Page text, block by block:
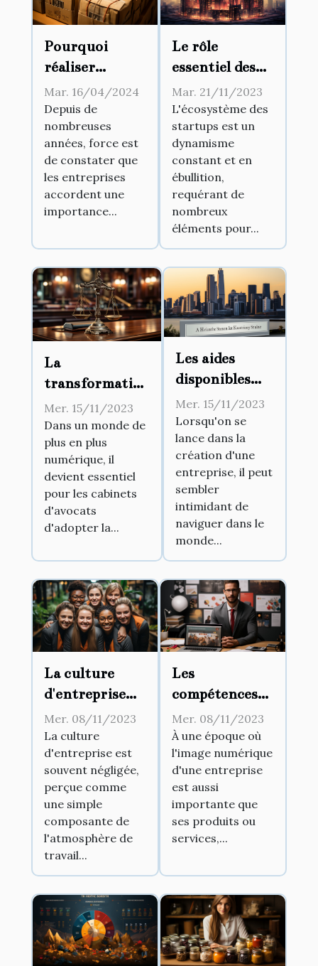
Pourquoi
réaliser
l’archivage des
documents ?
Mar. 16/04/2024
Depuis de
nombreuses
années, force est
de constater que
les entreprises
accordent une
importance...
Le rôle
essentiel des
pépinières
d'entreprises
dans le
développement
des startups
Mar. 21/11/2023
L'écosystème des
startups est un
dynamisme
constant et en
ébullition,
requérant de
nombreux
éléments pour...
La
transformation
numérique
dans les
cabinets
d’avocats
Mer. 15/11/2023
Dans un monde de
plus en plus
numérique, il
devient essentiel
pour les cabinets
d'avocats
d'adopter la...
Les aides
disponibles
pour la
création
d'entreprise
Mer. 15/11/2023
Lorsqu'on se
lance dans la
création d'une
entreprise, il peut
sembler
intimidant de
naviguer dans le
monde...
La culture
d'entreprise
comme clef de
succès
Mer. 08/11/2023
La culture
d'entreprise est
souvent négligée,
perçue comme
une simple
composante de
l'atmosphère de
travail...
Les
compétences
nécessaires
pour devenir
un expert en
e-réputation
et Google My
Business
Mer. 08/11/2023
À une époque où
l'image numérique
d'une entreprise
est aussi
importante que
ses produits ou
services,...